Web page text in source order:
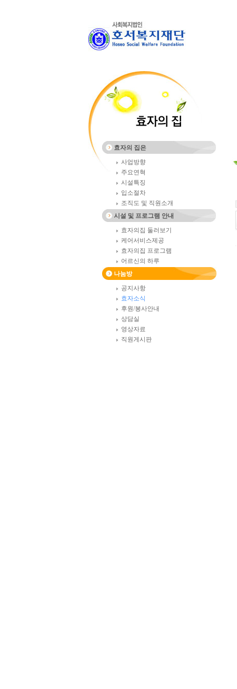
효자의 집은
사업방향
주요연혁
시설특징
입소절차
조직도 및 직원소개
시설 및 프로그램 안내
효자의집 둘러보기
케어서비스제공
효자의집 프로그램
어르신의 하루
나눔방
공지사항
효자소식
후원/봉사안내
상담실
영상자료
직원게시판